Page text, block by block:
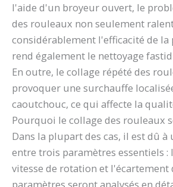
l'aide d'un broyeur ouvert, le
des rouleaux non seulement
considérablement l'efficacité de
rend également le nettoyage
En outre, le collage répété des
provoquer une surchauffe
caoutchouc, ce qui affecte la
Pourquoi le collage des rouleaux
Dans la plupart des cas, il est dû
entre trois paramètres essentiels :
vitesse de rotation et l'écartement